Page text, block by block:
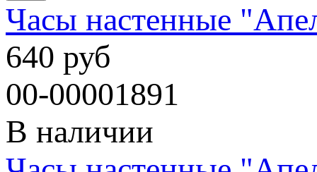
Часы настенные
640 руб
00-00001891
В наличии